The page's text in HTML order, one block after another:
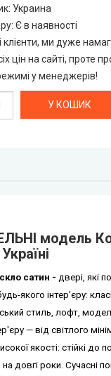
: Украина
:Є в наявності
клієнти, ми дуже
цін на сайті, проте
у менеджерів!
модель
сатин - двері, які
якого інтер'єру:
стиль, лофт,
— від світлого
якості: стійкі до
довгі роки. Сучасні